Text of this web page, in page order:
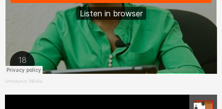
Umukunzi Média